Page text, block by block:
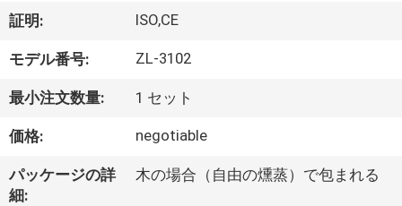
ト
ビ
オ
証明: ISO,CE
モデル番号: ZL-3102
最小注文数量: 1 セット
価格: negotiable
パッケージの詳
細:
木の場合（自由の燻蒸）で包まれる